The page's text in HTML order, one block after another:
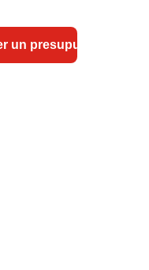
un presupuesto